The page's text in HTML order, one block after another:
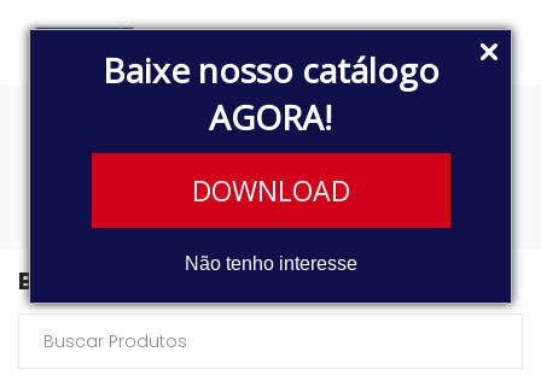
Baixe nosso catálogo
AGORA!
DOWNLOAD
Não tenho interesse
SONATA
Buscar Produtos